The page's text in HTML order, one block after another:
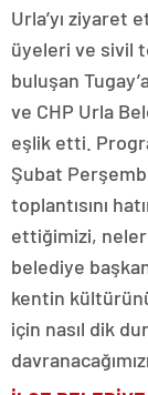
Urla’yı ziyaret
üyeleri ve sivil
buluşan
ve CHP Urla
eşlik etti.
Şubat
toplantısını
ettiğimizi, neler
belediye
kentin
için nasıl dik